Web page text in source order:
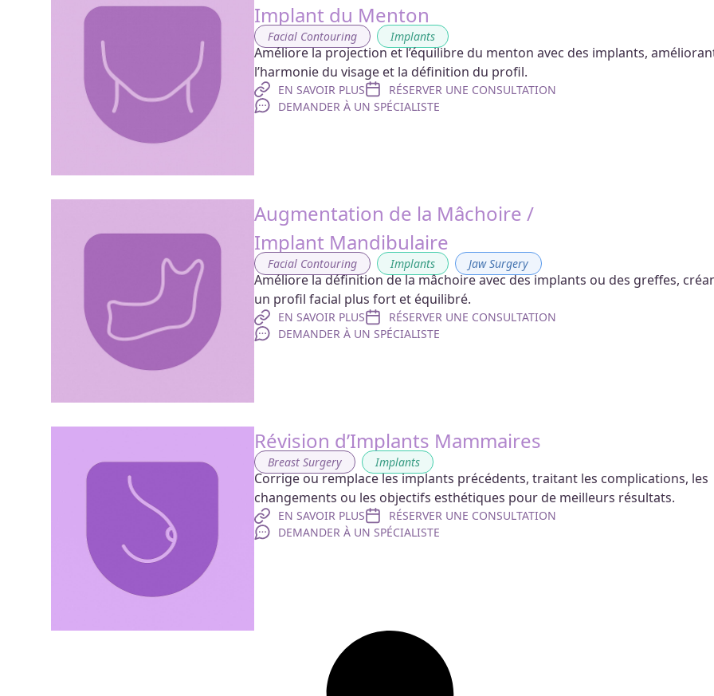
Implant du Menton
Facial Contouring , Implants
Améliore la projection et l’équilibre du menton avec des implants,
l’harmonie du visage et la définition du profil.
EN SAVOIR PLUS
RÉSERVER UNE CONSULTATION
DEMANDER À UN SPÉCIALISTE
Augmentation de la Mâchoire /
Implant Mandibulaire
Facial Contouring , Implants , Jaw Surgery
Améliore la définition de la mâchoire avec des implants ou des greffes,
un profil facial plus fort et équilibré.
EN SAVOIR PLUS
RÉSERVER UNE CONSULTATION
DEMANDER À UN SPÉCIALISTE
Révision d’Implants Mammaires
Breast Surgery , Implants
Corrige ou remplace les implants précédents, traitant les complications, les
changements ou les objectifs esthétiques pour de meilleurs résultats.
EN SAVOIR PLUS
RÉSERVER UNE CONSULTATION
DEMANDER À UN SPÉCIALISTE